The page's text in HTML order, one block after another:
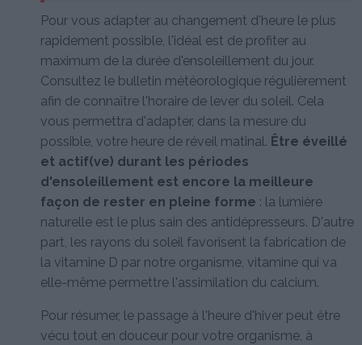
Pour vous adapter au changement d'heure le plus
rapidement possible, l'idéal est de profiter au
maximum de la durée d'ensoleillement du jour.
Consultez le bulletin météorologique régulièrement
afin de connaître l'horaire de lever du soleil. Cela
vous permettra d'adapter, dans la mesure du
possible, votre heure de réveil matinal. Être éveillé
et actif(ve) durant les périodes
d'ensoleillement est encore la meilleure
façon de rester en pleine forme : la lumière
naturelle est le plus sain des antidépresseurs. D'autre
part, les rayons du soleil favorisent la fabrication de
la vitamine D par notre organisme, vitamine qui va
elle-même permettre l'assimilation du calcium.
Pour résumer, le passage à l'heure d'hiver peut être
vécu tout en douceur pour votre organisme, à